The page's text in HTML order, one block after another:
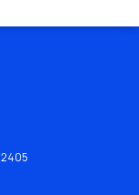
2405